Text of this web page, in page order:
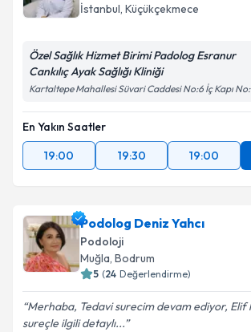
İstanbul, Küçükçekmece
Özel Sağlık Hizmet Birimi Padolog Esranur
Cankılıç Ayak Sağlığı Kliniği
Kartaltepe Mahallesi Süvari Caddesi No:6 İç Kapı No:
En Yakın Saatler
19:00
19:30 19:00
Podolog Deniz Yahcı
Podoloji
Muğla, Bodrum
5 (24 Değerlendirme)
Merhaba, Tedavi surecim devam ediyor, Elif
sureçle ilgili detaylı...